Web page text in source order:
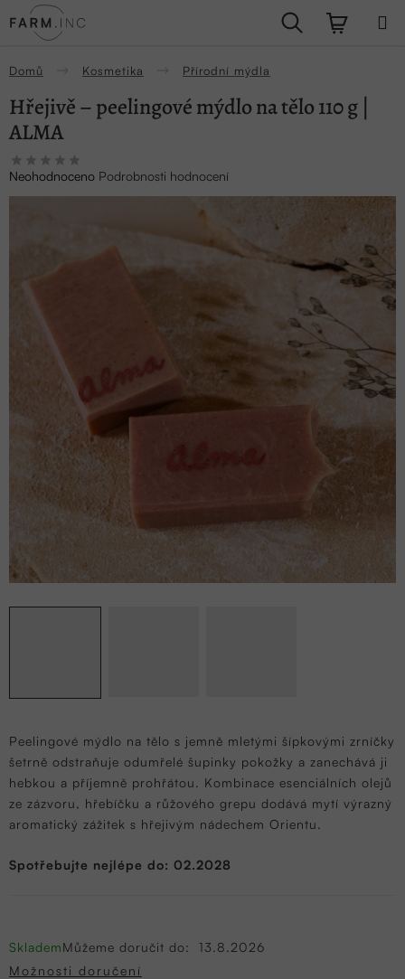
na
Hledat
Domů Kosmetika Přírodní mýdla
Peelingové mýdlo na tělo s jemně mletými šípkovými zrníčky
šetrně odstraňuje odumřelé šupinky pokožky a zanechává ji
hebkou a příjemně prohřátou. Kombinace esenciálních olejů
ze zázvoru, hřebíčku a růžového grepu dodává mytí výrazný
aromatický zážitek s hřejivým nádechem Orientu.
Spotřebujte nejlépe do: 02.2028
SklademMůžeme doručit do:
13.8.2026
Možnosti doručení
Hřejivě – peelingové mýdlo na tělo 110 g |
ALMA
Průměrné
hodnocení
Neohodnoceno Podrobnosti hodnocení